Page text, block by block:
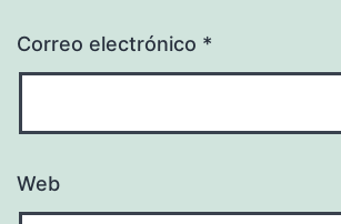
Correo electrónico *
Web